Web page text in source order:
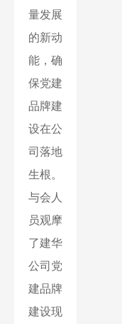
量发展
的新动
能，确
保党建
品牌建
设在公
司落地
生根。
与会人
员观摩
了建华
公司党
建品牌
建设现